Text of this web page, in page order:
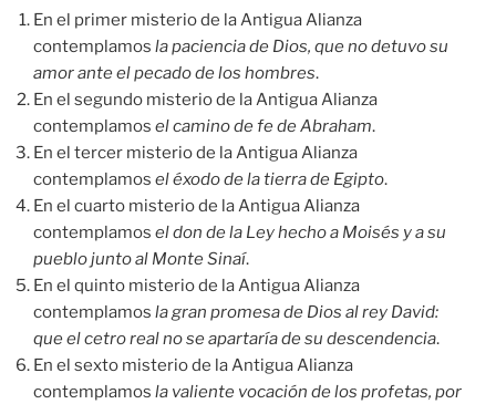
En el primer misterio de la Antigua Alianza
contemplamos la paciencia de Dios, que no detuvo su
amor ante el pecado de los hombres.
En el segundo misterio de la Antigua Alianza
contemplamos el camino de fe de Abraham.
En el tercer misterio de la Antigua Alianza
contemplamos el éxodo de la tierra de Egipto.
En el cuarto misterio de la Antigua Alianza
contemplamos el don de la Ley hecho a Moisés y a su
pueblo junto al Monte Sinaí.
En el quinto misterio de la Antigua Alianza
contemplamos la gran promesa de Dios al rey David:
que el cetro real no se apartaría de su descendencia.
En el sexto misterio de la Antigua Alianza
contemplamos la valiente vocación de los profetas, por